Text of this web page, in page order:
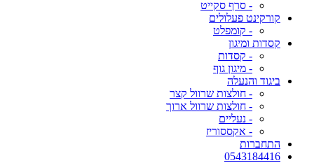
- סרף סקייט
קורקינט פעלולים
- קומפלט
קסדות ומיגון
- קסדות
- מיגון גוף
ביגוד והנעלה
- חולצות שרוול קצר
- חולצות שרוול ארוך
- נעליים
- אקססוריז
התחברות
0543184416